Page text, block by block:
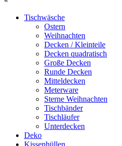
Tischwäsche
Ostern
Weihnachten
Decken / Kleinteile
Decken quadratisch
Große Decken
Runde Decken
Mitteldecken
Meterware
Sterne Weihnachten
Tischbänder
Tischläufer
Unterdecken
Deko
Kissenhüllen